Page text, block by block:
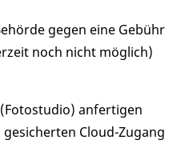
gegen eine Gebühr
noch nicht möglich)
anfertigen
Cloud-Zugang